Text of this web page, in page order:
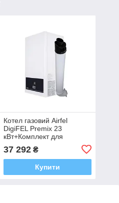
Котел газовий Airfel
DigiFEL Premix 23
кВт+Комплект для
коаксіального димохода
1000 мм, 60/100+SD
FORTE
37 292₴
Купити